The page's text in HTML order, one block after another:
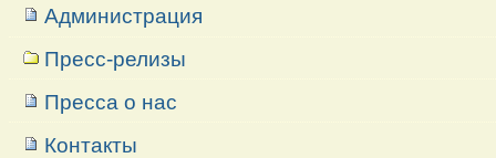
Администрация
Пресс-релизы
Пресса о нас
Контакты